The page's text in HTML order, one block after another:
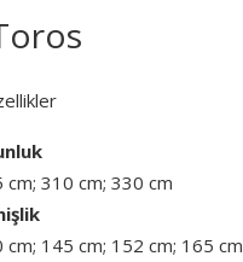
cm; 310 cm; 330 cm
cm; 145 cm; 152 cm; 165 cm